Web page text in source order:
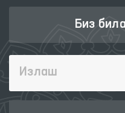
Биз